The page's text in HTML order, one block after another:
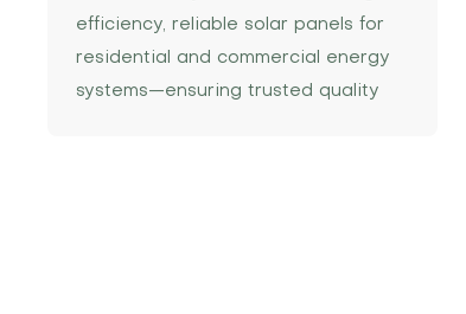
efficiency, reliable solar panels for
residential and commercial energy
systems—ensuring trusted quality